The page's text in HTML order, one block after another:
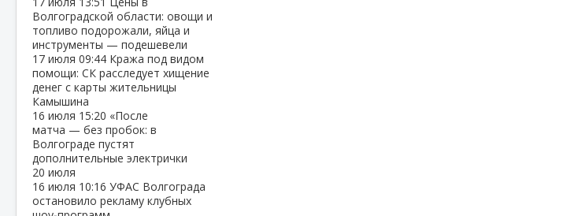
Волгоградской области: овощи и
топливо подорожали, яйца и
инструменты — подешевели
17 июля 09:44 Кража под видом
помощи: СК расследует хищение
денег с карты жительницы
Камышина
16 июля 15:20 «После
матча — без пробок: в
Волгограде пустят
дополнительные электрички
20 июля
16 июля 10:16 УФАС Волгограда
остановило рекламу клубных